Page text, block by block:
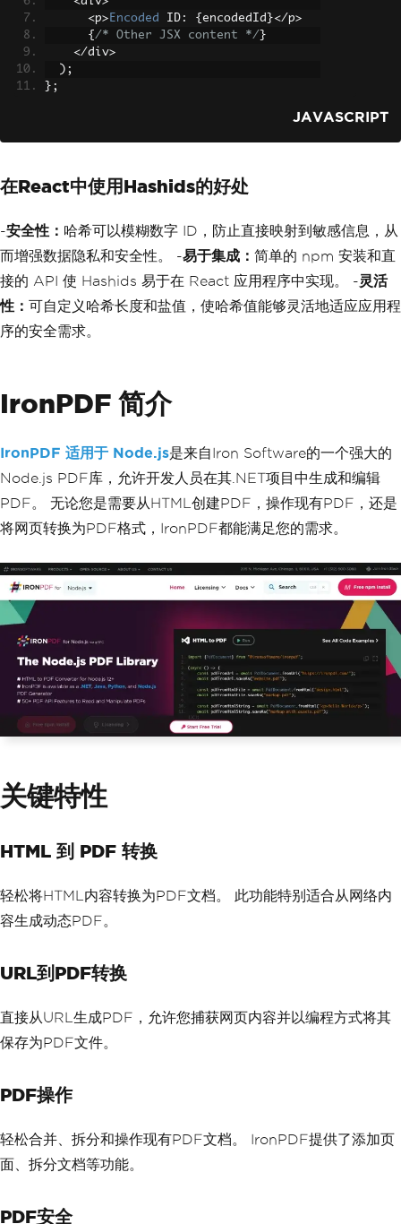
<p> Encoded ID : { encodedId }</p>
{ /* Other JSX content */ }
</div>
);
};
JAVASCRIPT
在React中使用Hashids的好处
-安全性： 哈希可以模糊数字 ID，防止直接映射到敏感信息，从
而增强数据隐私和安全性。 -易于集成： 简单的 npm 安装和直
接的 API 使 Hashids 易于在 React 应用程序中实现。 -灵活
性： 可自定义哈希长度和盐值，使哈希值能够灵活地适应应用程
序的安全需求。
IronPDF 简介
IronPDF 适用于 Node.js是来自Iron Software的一个强大的
Node.js PDF库，允许开发人员在其.NET项目中生成和编辑
PDF。 无论您是需要从HTML创建PDF，操作现有PDF，还是
将网页转换为PDF格式，IronPDF都能满足您的需求。
关键特性
HTML 到 PDF 转换
轻松将HTML内容转换为PDF文档。 此功能特别适合从网络内
容生成动态PDF。
URL到PDF转换
直接从URL生成PDF，允许您捕获网页内容并以编程方式将其
保存为PDF文件。
PDF操作
轻松合并、拆分和操作现有PDF文档。 IronPDF提供了添加页
面、拆分文档等功能。
PDF安全